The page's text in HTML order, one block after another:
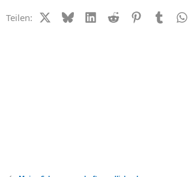
Teilen: X (Twitter)
BlueskyLinkedIn
Reddit PinterestTumblr